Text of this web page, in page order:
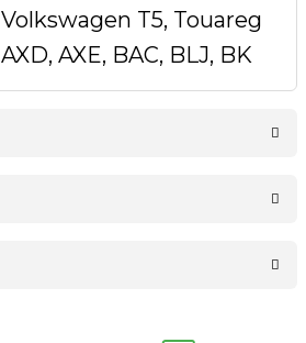
Volkswagen T5, Touareg
AXD, AXE, BAC, BLJ, BK